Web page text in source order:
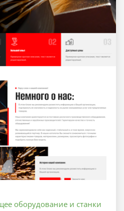
оборудование и станки